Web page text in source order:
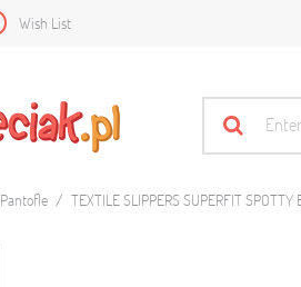
Wish List
Pantofle TEXTILE SLIPPERS SUPERFIT